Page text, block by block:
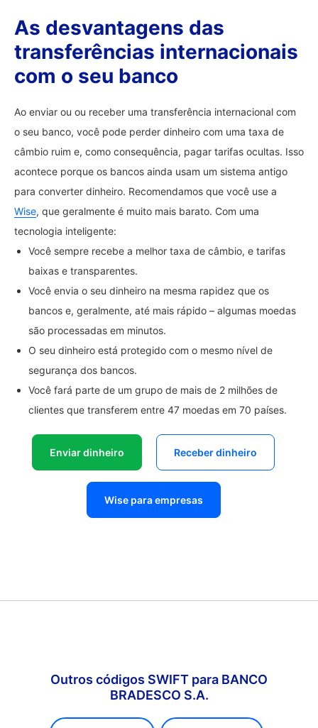
As desvantagens das
transferências internacionais
com o seu banco
Ao enviar ou ou receber uma transferência internacional com
o seu banco, você pode perder dinheiro com uma taxa de
câmbio ruim e, como consequência, pagar tarifas ocultas. Isso
acontece porque os bancos ainda usam um sistema antigo
para converter dinheiro. Recomendamos que você use a
Wise, que geralmente é muito mais barato. Com uma
tecnologia inteligente:
Você sempre recebe a melhor taxa de câmbio, e tarifas
baixas e transparentes.
Você envia o seu dinheiro na mesma rapidez que os
bancos e, geralmente, até mais rápido – algumas moedas
são processadas em minutos.
O seu dinheiro está protegido com o mesmo nível de
segurança dos bancos.
Você fará parte de um grupo de mais de 2 milhões de
clientes que transferem entre 47 moedas em 70 países.
Enviar dinheiro Receber dinheiro
Wise para empresas
Outros códigos SWIFT para BANCO
BRADESCO S.A.